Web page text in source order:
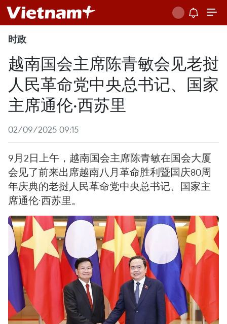
时政
越南国会主席陈青敏会见老挝
人民革命党中央总书记、国家
主席通伦·西苏里
02/09/2025 09:15
9月2日上午，越南国会主席陈青敏在国会大厦
会见了前来出席越南八月革命胜利暨国庆80周
年庆典的老挝人民革命党中央总书记、国家主
席通伦·西苏里。